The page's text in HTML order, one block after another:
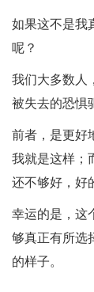
如果这不是我
呢？
我们大多数人
被失去的恐惧
前者，是更好
我就是这样；
还不够好，好
幸运的是，这
够真正有所选
的样子。